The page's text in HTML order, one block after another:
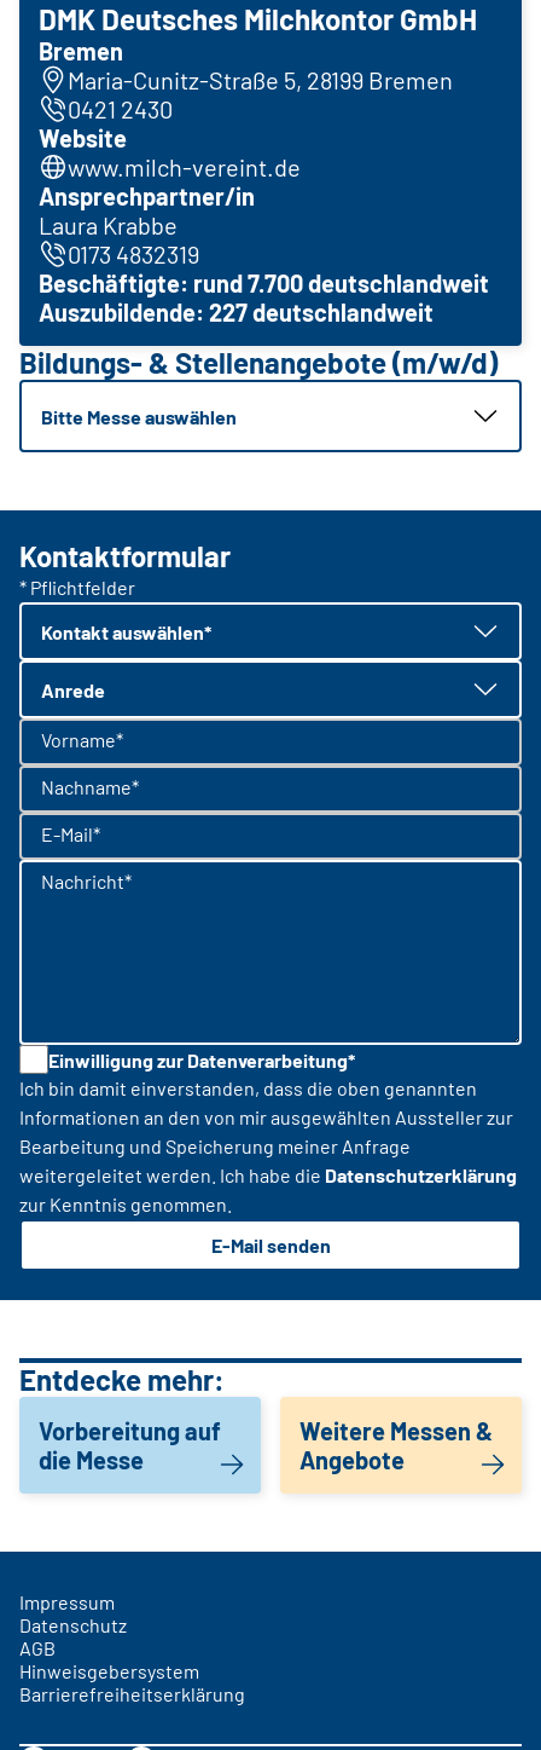
DMK Deutsches Milchkontor GmbH
Bremen
Maria-Cunitz-Straße 5, 28199 Bremen
0421 2430
Website
www.milch-vereint.de
Ansprechpartner/in
Laura Krabbe
0173 4832319
Beschäftigte: rund 7.700 deutschlandweit
Auszubildende: 227 deutschlandweit
Bildungs- & Stellenangebote (m/w/d)
Bitte Messe auswählen
Kontaktformular
* Pflichtfelder
Kontakt auswählen*
Anrede
Vorname*
Nachname*
E-Mail*
Nachricht*
Einwilligung zur Datenverarbeitung*
Ich bin damit einverstanden, dass die oben genannten
Informationen an den von mir ausgewählten Aussteller zur
Bearbeitung und Speicherung meiner Anfrage
weitergeleitet werden. Ich habe die Datenschutzerklärung
zur Kenntnis genommen.
E-Mail senden
Entdecke mehr:
Vorbereitung auf
die Messe
Weitere Messen &
Angebote
Impressum
Datenschutz
AGB
Hinweisgebersystem
Barrierefreiheitserklärung